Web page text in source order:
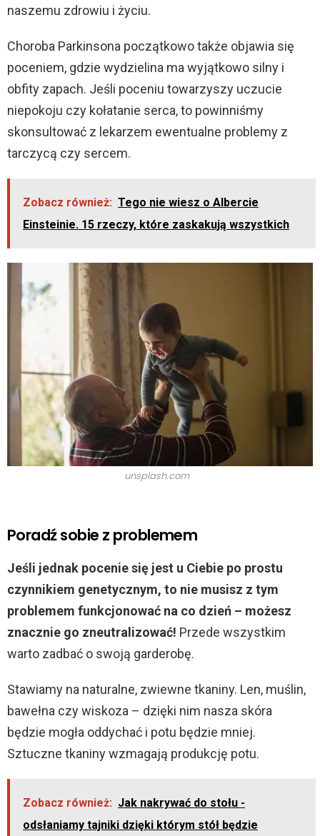
naszemu zdrowiu i życiu.
Choroba Parkinsona początkowo także objawia się
poceniem, gdzie wydzielina ma wyjątkowo silny i
obfity zapach. Jeśli poceniu towarzyszy uczucie
niepokoju czy kołatanie serca, to powinniśmy
skonsultować z lekarzem ewentualne problemy z
tarczycą czy sercem.
Zobacz również: Tego nie wiesz o Albercie
Einsteinie. 15 rzeczy, które zaskakują wszystkich
unsplash.com
Poradź sobie z problemem
Jeśli jednak pocenie się jest u Ciebie po prostu
czynnikiem genetycznym, to nie musisz z tym
problemem funkcjonować na co dzień – możesz
znacznie go zneutralizować! Przede wszystkim
warto zadbać o swoją garderobę.
Stawiamy na naturalne, zwiewne tkaniny. Len, muślin,
bawełna czy wiskoza – dzięki nim nasza skóra
będzie mogła oddychać i potu będzie mniej.
Sztuczne tkaniny wzmagają produkcję potu.
Zobacz również: Jak nakrywać do stołu -
odsłaniamy tajniki dzięki którym stół będzie